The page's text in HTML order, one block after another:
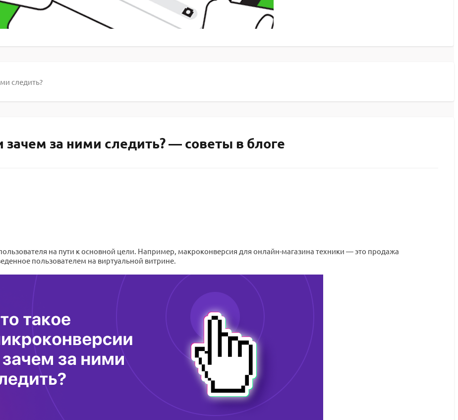
следить?
за ними следить? — советы в блоге
на пути к основной цели. Например, макроконверсия для онлайн-магазина техники — это продажа
пользователем на виртуальной витрине.